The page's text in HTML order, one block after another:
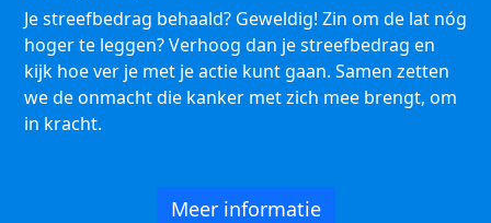
Je streefbedrag behaald? Geweldig! Zin om de lat nóg
hoger te leggen? Verhoog dan je streefbedrag en
kijk hoe ver je met je actie kunt gaan. Samen zetten
we de onmacht die kanker met zich mee brengt, om
in kracht.
Meer informatie